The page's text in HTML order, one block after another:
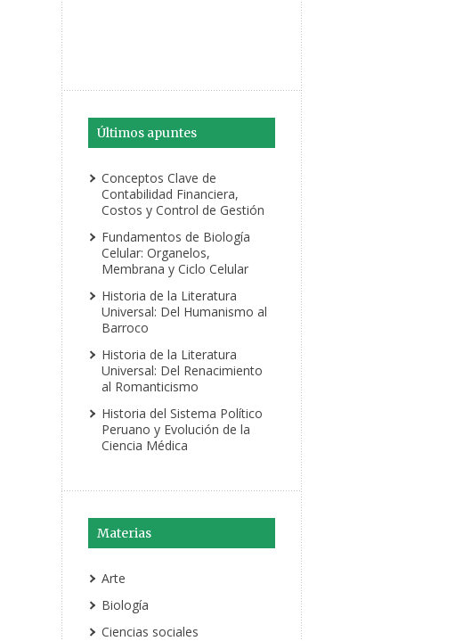
Últimos apuntes
Conceptos Clave de
Contabilidad Financiera,
Costos y Control de Gestión
Fundamentos de Biología
Celular: Organelos,
Membrana y Ciclo Celular
Historia de la Literatura
Universal: Del Humanismo al
Barroco
Historia de la Literatura
Universal: Del Renacimiento
al Romanticismo
Historia del Sistema Político
Peruano y Evolución de la
Ciencia Médica
Materias
Arte
Biología
Ciencias sociales